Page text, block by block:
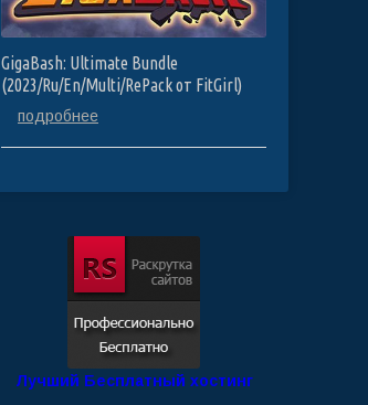
GigaBash: Ultimate Bundle
(2023/Ru/En/Multi/RePack от FitGirl)
подробнее
Лучший Бесплатный хостинг